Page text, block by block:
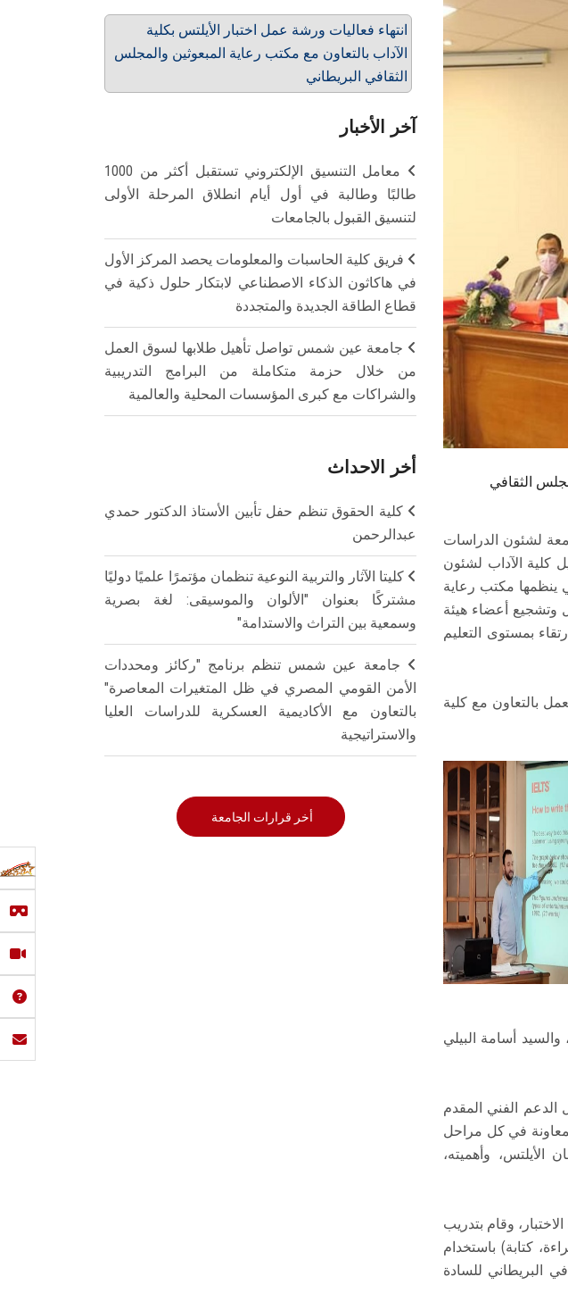
الثقافي
لشئون الدراسات
كلية الآداب لشئون
ينظمها مكتب رعاية
وتشجيع أعضاء هيئة
بمستوى التعليم
بالتعاون مع كلية
أسامة البيلي
الفني المقدم
في كل مراحل
وأهميته،
وقام بتدريب
كتابة) باستخدام
البريطاني للسادة
انتهاء فعاليات ورشة عمل اختبار الأيلتس بكلية
الآداب بالتعاون مع مكتب رعاية المبعوثين والمجلس
الثقافي البريطاني
آخر الأخبار
معامل التنسيق الإلكتروني تستقبل أكثر من 1000
طالبًا وطالبة في أول أيام انطلاق المرحلة الأولى
لتنسيق القبول بالجامعات
فريق كلية الحاسبات والمعلومات يحصد المركز الأول
في هاكاثون الذكاء الاصطناعي لابتكار حلول ذكية في
قطاع الطاقة الجديدة والمتجددة
جامعة عين شمس تواصل تأهيل طلابها لسوق العمل
من خلال حزمة متكاملة من البرامج التدريبية
والشراكات مع كبرى المؤسسات المحلية والعالمية
أخر الاحداث
كلية الحقوق تنظم حفل تأبين الأستاذ الدكتور حمدي
عبدالرحمن
كليتا الآثار والتربية النوعية تنظمان مؤتمرًا علميًا دوليًا
مشتركًا بعنوان "الألوان والموسيقى: لغة بصرية
وسمعية بين التراث والاستدامة"
جامعة عين شمس تنظم برنامج "ركائز ومحددات
الأمن القومي المصري في ظل المتغيرات المعاصرة"
بالتعاون مع الأكاديمية العسكرية للدراسات العليا
والاستراتيجية
أخر قرارات الجامعة